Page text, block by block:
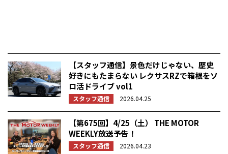
【スタッフ通信】景色だけじゃない、歴史
好きにもたまらない レクサスRZで箱根をソ
ロ活ドライブ vol1
スタッフ通信 2026.04.25
【第675回】4/25（土） THE MOTOR
WEEKLY放送予告！
スタッフ通信 2026.04.23